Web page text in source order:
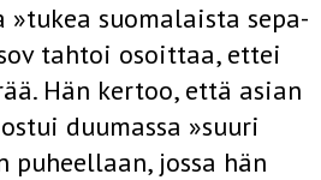
»tukea suomalaista sepa­
tahtoi osoittaa, ettei
Hän kertoo, että asian
duumassa »suuri
puheellaan, jossa hän